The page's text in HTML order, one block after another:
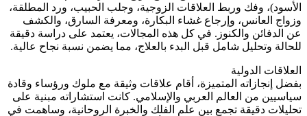
الأسود)، وفك وربط العلاقات الزوجية، وجلب الحبيب، ورد المطلقة،
وزواج العانس، وإرجاع غشاء البكارة، ومعرفة السارق، والكشف
عن الدفائن والكنوز. في كل هذه المجالات، يعتمد على دراسة دقيقة
للحالة وتحليل شامل قبل البدء بالعلاج، مما يضمن نسبة نجاح عالية.
العلاقات الدولية
بفضل إنجازاته المتميزة، أقام علاقات وثيقة مع ملوك ورؤساء وقادة
سياسيين من العالم العربي والإسلامي. كانت استشاراته مبنية على
تحليلات دقيقة تجمع بين علم الفلك والخبرة الروحانية، وساهمت في